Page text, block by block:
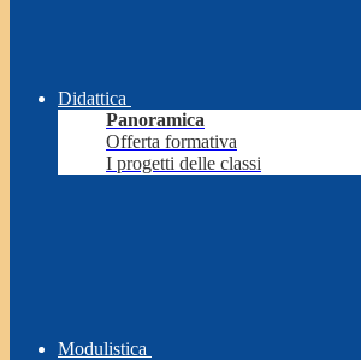
Didattica
Panoramica
Offerta formativa
I progetti delle classi
Modulistica